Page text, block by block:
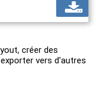
créer des
vers d'autres